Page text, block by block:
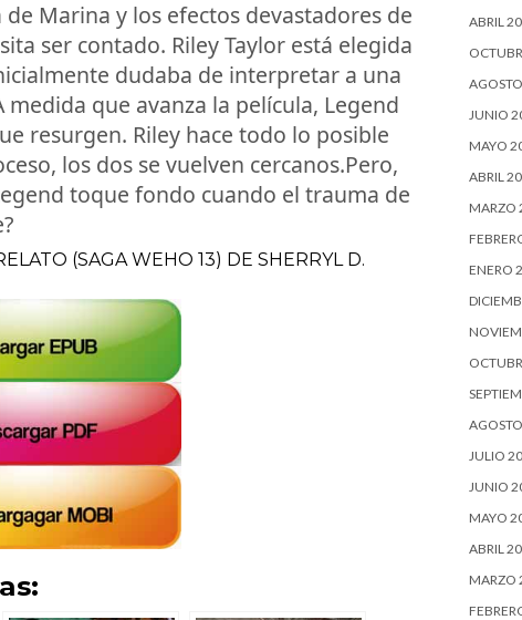
Marina y los efectos devastadores de
ser contado. Riley Taylor está elegida
dudaba de interpretar a una
que avanza la película, Legend
resurgen. Riley hace todo lo posible
los dos se vuelven cercanos.Pero,
toque fondo cuando el trauma de
(SAGA WEHO 13) DE SHERRYL D.
ABRIL
JUNIO
MAYO
ABRIL
MARZO
ENERO
JULIO
JUNIO
MAYO
ABRIL
MARZO